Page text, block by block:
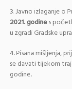
3. Javno izlaganje o
2021. godines
u zgradi Gradske
4. Pisana mišljenja,
se davati tijekom
godine.